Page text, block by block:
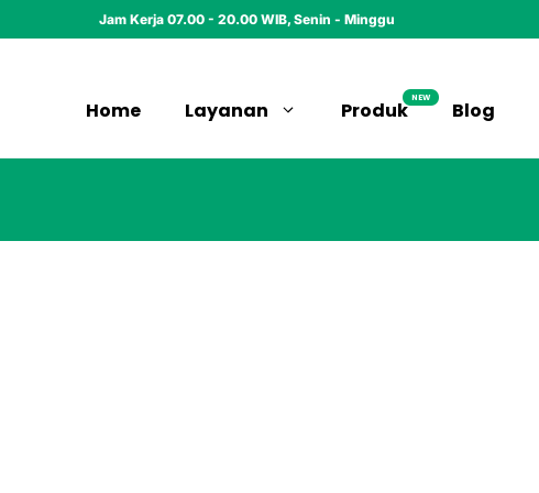
Jam Kerja 07.00 - 20.00 WIB, Senin - Minggu
Home Layanan Produk
NEW
Blog